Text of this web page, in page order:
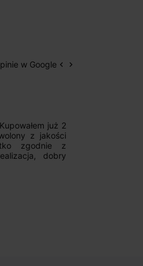
w Google Poprzedni
keyboard_arrow_left Następny
keyboard_arrow_right
już 2
z jakości
zgodnie z
dobry